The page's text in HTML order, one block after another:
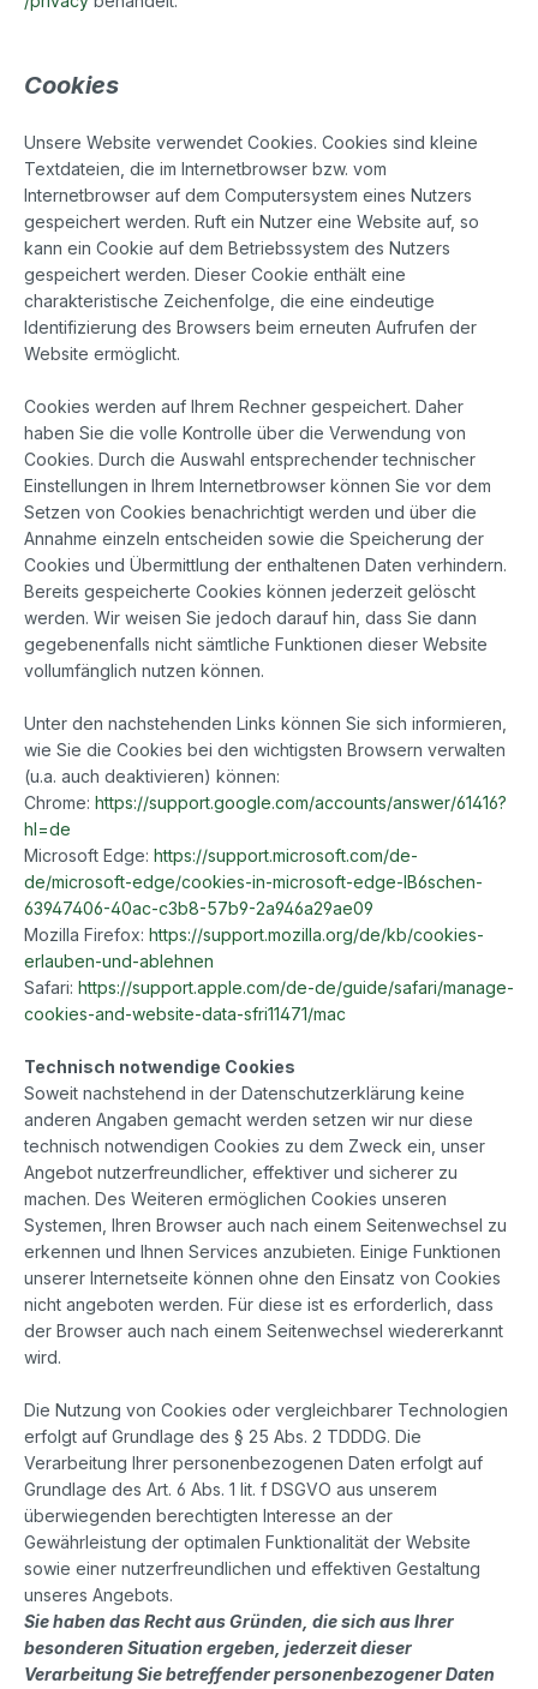
Cookies
Unsere Website verwendet Cookies. Cookies sind kleine
Textdateien, die im Internetbrowser bzw. vom
Internetbrowser auf dem Computersystem eines Nutzers
gespeichert werden. Ruft ein Nutzer eine Website auf, so
kann ein Cookie auf dem Betriebssystem des Nutzers
gespeichert werden. Dieser Cookie enthält eine
charakteristische Zeichenfolge, die eine eindeutige
Identifizierung des Browsers beim erneuten Aufrufen der
Website ermöglicht.
Cookies werden auf Ihrem Rechner gespeichert. Daher
haben Sie die volle Kontrolle über die Verwendung von
Cookies. Durch die Auswahl entsprechender technischer
Einstellungen in Ihrem Internetbrowser können Sie vor dem
Setzen von Cookies benachrichtigt werden und über die
Annahme einzeln entscheiden sowie die Speicherung der
Cookies und Übermittlung der enthaltenen Daten verhindern.
Bereits gespeicherte Cookies können jederzeit gelöscht
werden. Wir weisen Sie jedoch darauf hin, dass Sie dann
gegebenenfalls nicht sämtliche Funktionen dieser Website
vollumfänglich nutzen können.
Unter den nachstehenden Links können Sie sich informieren,
wie Sie die Cookies bei den wichtigsten Browsern verwalten
(u.a. auch deaktivieren) können:
Chrome: https://support.google.com/accounts/answer/61416?
hl=de
Microsoft Edge: https://support.microsoft.com/de-
de/microsoft-edge/cookies-in-microsoft-edge-lB6schen-
63947406-40ac-c3b8-57b9-2a946a29ae09
Mozilla Firefox: https://support.mozilla.org/de/kb/cookies-
erlauben-und-ablehnen
Safari: https://support.apple.com/de-de/guide/safari/manage-
cookies-and-website-data-sfri11471/mac
Technisch notwendige Cookies
Soweit nachstehend in der Datenschutzerklärung keine
anderen Angaben gemacht werden setzen wir nur diese
technisch notwendigen Cookies zu dem Zweck ein, unser
Angebot nutzerfreundlicher, effektiver und sicherer zu
machen. Des Weiteren ermöglichen Cookies unseren
Systemen, Ihren Browser auch nach einem Seitenwechsel zu
erkennen und Ihnen Services anzubieten. Einige Funktionen
unserer Internetseite können ohne den Einsatz von Cookies
nicht angeboten werden. Für diese ist es erforderlich, dass
der Browser auch nach einem Seitenwechsel wiedererkannt
wird.
Die Nutzung von Cookies oder vergleichbarer Technologien
erfolgt auf Grundlage des § 25 Abs. 2 TDDDG. Die
Verarbeitung Ihrer personenbezogenen Daten erfolgt auf
Grundlage des Art. 6 Abs. 1 lit. f DSGVO aus unserem
überwiegenden berechtigten Interesse an der
Gewährleistung der optimalen Funktionalität der Website
sowie einer nutzerfreundlichen und effektiven Gestaltung
unseres Angebots.
Sie haben das Recht aus Gründen, die sich aus Ihrer
besonderen Situation ergeben, jederzeit dieser
Verarbeitung Sie betreffender personenbezogener Daten